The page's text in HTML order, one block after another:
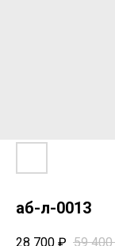
аб-л-0013
28 700 ₽ 59 400